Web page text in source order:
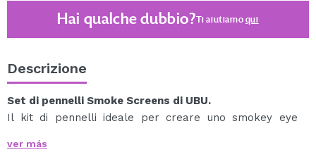
Hai qualche dubbio?Ti aiutiamoqui
Descrizione
Set di pennelli Smoke Screens di UBU.
Il kit di pennelli ideale per creare uno smokey eye
Il kit contiene:
ver más